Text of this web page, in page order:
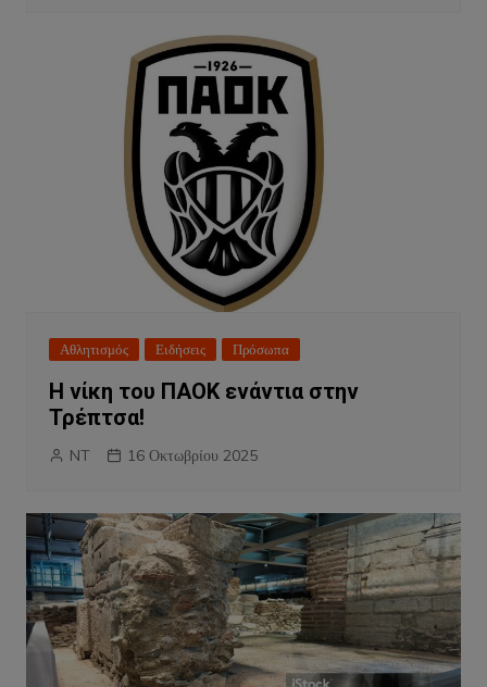
Αθλητισμός Ειδήσεις Πρόσωπα
Η νίκη του ΠΑΟΚ ενάντια στην
Τρέπτσα!
NT 16 Οκτωβρίου 2025